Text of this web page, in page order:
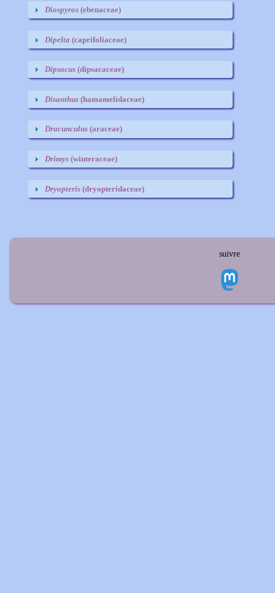
Diospyros(ebenaceae)
Dipelta (caprifoliaceae)
Dipsacus(dipsacaceae)
Disanthus(hamamelidaceae)
Dracunculus(araceae)
Drimys(winteraceae)
Dryopteris(dryopteridaceae)
suivre